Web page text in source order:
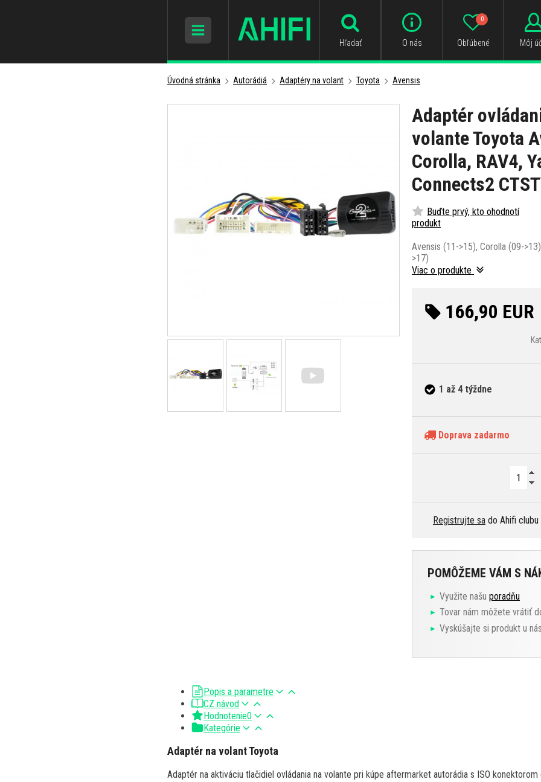
Hľadať O nás Obľúbené
0
Môj
Úvodná stránka Autorádiá Adaptéry na volant Toyota Avensis
Adaptér
volante Toyota
Corolla, RAV4,
Connects2
Buďte prvý, kto ohodnotí
produkt
Avensis (11->15), Corolla (09-
>17)
Viac o produkte
166,90 EUR
1 až 4 týždne
Doprava zadarmo
Registrujte sa do Ahifi
POMÔŽEME VÁM S
Využite našu poradňu
Tovar nám môžete vrátiť
Vyskúšajte si produkt u nás
Popis a parametre
CZ návod
Hodnotenie0
Kategórie
Adaptér na volant Toyota
Adaptér na aktiváciu tlačidiel ovládania na volante pri kúpe aftermarket autorádia s ISO